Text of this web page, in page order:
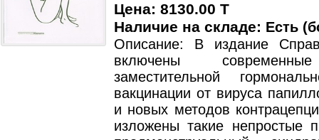
Цена: 8130.00 T
Наличие на складе: Есть
Описание: В издание
включены
заместительной
вакцинации от вируса
и новых методов
изложены такие непростые